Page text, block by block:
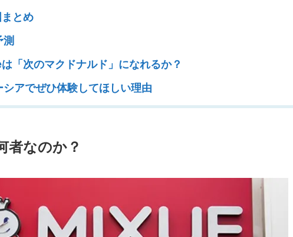
とめ
測
「次のマクドナルド」になれるか？
アでぜひ体験してほしい理由
者なのか？